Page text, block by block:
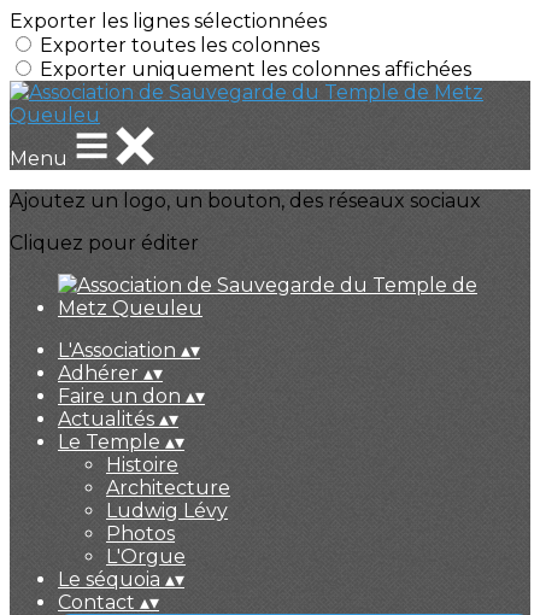
Exporter les lignes sélectionnées
Exporter toutes les colonnes
Exporter uniquement les colonnes affichées
Menu
Ajoutez un logo, un bouton, des réseaux sociaux
Cliquez pour éditer
L'Association ▴▾
Adhérer ▴▾
Faire un don ▴▾
Actualités ▴▾
Le Temple ▴▾
Histoire
Architecture
Ludwig Lévy
Photos
L'Orgue
Le séquoia ▴▾
Contact ▴▾